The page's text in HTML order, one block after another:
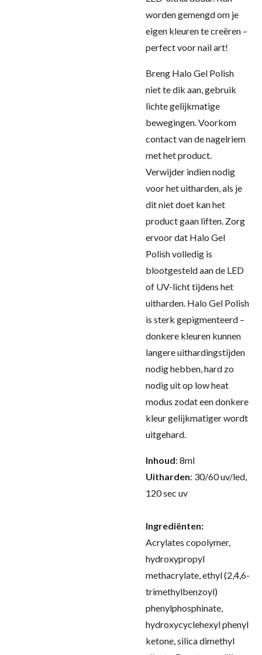
worden gemengd om je
eigen kleuren te creëren –
perfect voor nail art!
Breng Halo Gel Polish
niet te dik aan, gebruik
lichte gelijkmatige
bewegingen. Voorkom
contact van de nagelriem
met het product.
Verwijder indien nodig
voor het uitharden, als je
dit niet doet kan het
product gaan liften. Zorg
ervoor dat Halo Gel
Polish volledig is
blootgesteld aan de LED
of UV-licht tijdens het
uitharden. Halo Gel Polish
is sterk gepigmenteerd –
donkere kleuren kunnen
langere uithardingstijden
nodig hebben, hard zo
nodig uit op low heat
modus zodat een donkere
kleur gelijkmatiger wordt
uitgehard.
Inhoud: 8ml
Uitharden: 30/60 uv/led,
120 sec uv
Ingrediënten:
Acrylates copolymer,
hydroxypropyl
methacrylate, ethyl (2,4,6-
trimethylbenzoyl)
phenylphosphinate,
hydroxycyclehexyl phenyl
ketone, silica dimethyl